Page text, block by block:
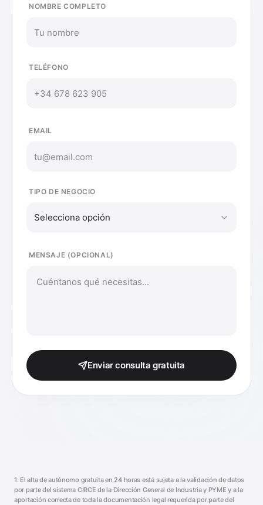
NOMBRE COMPLETO
TELÉFONO
EMAIL
TIPO DE NEGOCIO
Selecciona opción
MENSAJE (OPCIONAL)
Enviar consulta gratuita
1. El alta de autónomo gratuita en 24 horas está sujeta a la validación de datos
por parte del sistema CIRCE de la Dirección General de Industria y PYME y a la
aportación correcta de toda la documentación legal requerida por parte del